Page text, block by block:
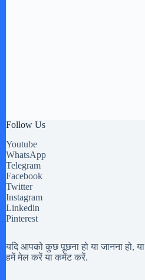
Follow Us
Youtube
WhatsApp
Telegram
Facebook
Twitter
Instagram
Linkedin
Pinterest
यदि आपको कुछ पूछना हो या जानना हो,
हमें मेल करें या कमेंट करें.